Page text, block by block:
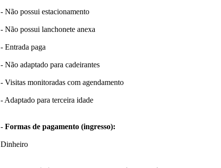
- Não possui estacionamento
- Não possui lanchonete anexa
- Entrada paga
- Não adaptado para cadeirantes
- Visitas monitoradas com agendamento
- Adaptado para terceira idade
- Formas de pagamento (ingresso):
Dinheiro